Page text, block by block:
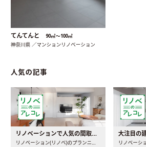
てんてんと 90㎡〜100㎡
神奈川県 ／マンションリノベーション
人気の記事
リノベーションで人気の間取りとは？トレンドの間取りと実例を徹底解説
リノベーション(リノベ)のプランニングで一番最初に決めるのは..